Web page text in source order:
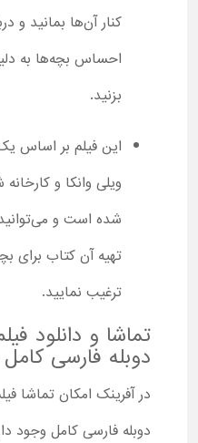
کنار آن‌ها بمانید و
احساس بچه‌ها به
بزنید.
این فیلم بر اساس
ویلی وانکا و
شده است و می‌توانید
تهیه آن کتاب برای
ترغیب نمایید.
تماشا و دانلود
دوبله فارسی
دوبله فارسی کامل وجود